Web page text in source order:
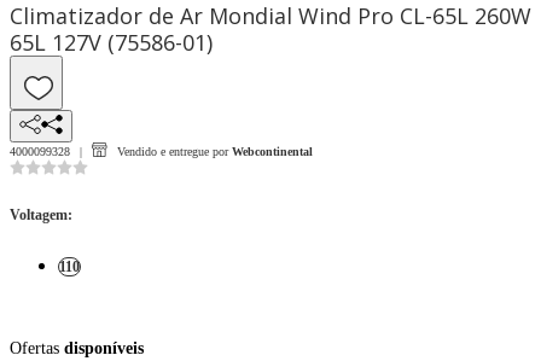
Climatizador de Ar Mondial Wind Pro CL-65L 260W
65L 127V (75586-01)
4000099328 Vendido e entregue por Webcontinental
Voltagem:
110
Ofertas disponíveis